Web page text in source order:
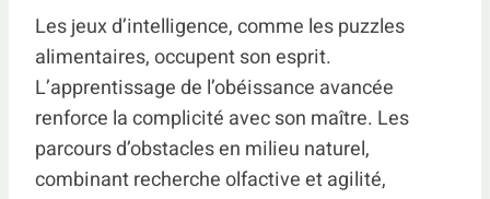
Les jeux d’intelligence, comme les puzzles
alimentaires, occupent son esprit.
L’apprentissage de l’obéissance avancée
renforce la complicité avec son maître. Les
parcours d’obstacles en milieu naturel,
combinant recherche olfactive et agilité,